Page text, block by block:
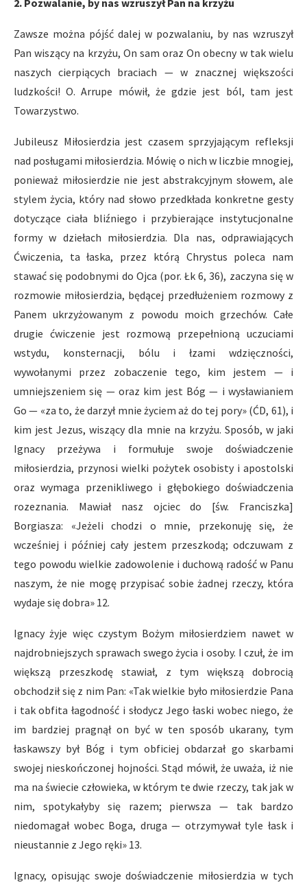
2. Pozwalanie, by nas wzruszył Pan na krzyżu
Zawsze można pójść dalej w pozwalaniu, by nas wzruszył
Pan wiszący na krzyżu, On sam oraz On obecny w tak wielu
naszych cierpiących braciach — w znacznej większości
ludzkości! O. Arrupe mówił, że gdzie jest ból, tam jest
Towarzystwo.
Jubileusz Miłosierdzia jest czasem sprzyjającym refleksji
nad posługami miłosierdzia. Mówię o nich w liczbie mnogiej,
ponieważ miłosierdzie nie jest abstrakcyjnym słowem, ale
stylem życia, który nad słowo przedkłada konkretne gesty
dotyczące ciała bliźniego i przybierające instytucjonalne
formy w dziełach miłosierdzia. Dla nas, odprawiających
Ćwiczenia, ta łaska, przez którą Chrystus poleca nam
stawać się podobnymi do Ojca (por. Łk 6, 36), zaczyna się w
rozmowie miłosierdzia, będącej przedłużeniem rozmowy z
Panem ukrzyżowanym z powodu moich grzechów. Całe
drugie ćwiczenie jest rozmową przepełnioną uczuciami
wstydu, konsternacji, bólu i łzami wdzięczności,
wywołanymi przez zobaczenie tego, kim jestem — i
umniejszeniem się — oraz kim jest Bóg — i wysławianiem
Go — «za to, że darzył mnie życiem aż do tej pory» (ĆD, 61), i
kim jest Jezus, wiszący dla mnie na krzyżu. Sposób, w jaki
Ignacy przeżywa i formułuje swoje doświadczenie
miłosierdzia, przynosi wielki pożytek osobisty i apostolski
oraz wymaga przenikliwego i głębokiego doświadczenia
rozeznania. Mawiał nasz ojciec do [św. Franciszka]
Borgiasza: «Jeżeli chodzi o mnie, przekonuję się, że
wcześniej i później cały jestem przeszkodą; odczuwam z
tego powodu wielkie zadowolenie i duchową radość w Panu
naszym, że nie mogę przypisać sobie żadnej rzeczy, która
wydaje się dobra» 12.
Ignacy żyje więc czystym Bożym miłosierdziem nawet w
najdrobniejszych sprawach swego życia i osoby. I czuł, że im
większą przeszkodę stawiał, z tym większą dobrocią
obchodził się z nim Pan: «Tak wielkie było miłosierdzie Pana
i tak obfita łagodność i słodycz Jego łaski wobec niego, że
im bardziej pragnął on być w ten sposób ukarany, tym
łaskawszy był Bóg i tym obficiej obdarzał go skarbami
swojej nieskończonej hojności. Stąd mówił, że uważa, iż nie
ma na świecie człowieka, w którym te dwie rzeczy, tak jak w
nim, spotykałyby się razem; pierwsza — tak bardzo
niedomagał wobec Boga, druga — otrzymywał tyle łask i
nieustannie z Jego ręki» 13.
Ignacy, opisując swoje doświadczenie miłosierdzia w tych